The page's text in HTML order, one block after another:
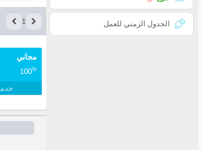
الجدول الزمني للعمل 1
مجاني
100%